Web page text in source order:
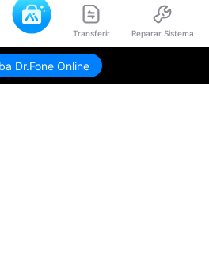
Transferir Reparar Sistema
Dr.Fone Online